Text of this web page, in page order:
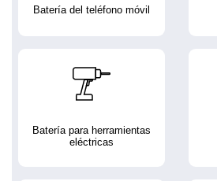
Batería del teléfono móvil
Batería para herramientas
eléctricas